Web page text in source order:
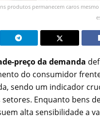
produtos permanecem caros mesmo
preço da demanda
do consumidor
sendo um indicador
setores. Enquanto bens
alta sensibilidade a